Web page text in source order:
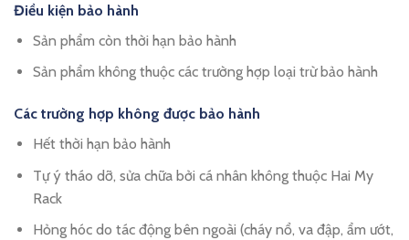
Điều kiện bảo hành
Sản phẩm còn thời hạn bảo hành
Sản phẩm không thuộc các trường hợp loại trừ bảo hành
Các trường hợp không được bảo hành
Hết thời hạn bảo hành
Tự ý tháo dỡ, sửa chữa bởi cá nhân không thuộc Hai My
Rack
Hỏng hóc do tác động bên ngoài (cháy nổ, va đập, ẩm ướt,